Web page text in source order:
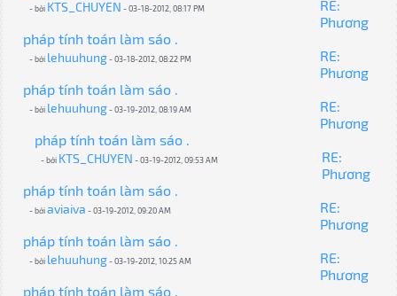
- bởi KTS_CHUYEN - 03-18-2012, 08:17 PM
RE:
Phương
pháp tính toán làm sáo .
- bởi lehuuhung- 03-18-2012, 08:22 PM
RE:
Phương
pháp tính toán làm sáo .
- bởi lehuuhung- 03-19-2012, 08:19 AM
RE:
Phương
pháp tính toán làm sáo .
- bởi KTS_CHUYEN - 03-19-2012, 09:53 AM
RE:
Phương
pháp tính toán làm sáo .
- bởiaviaiva - 03-19-2012, 09:20 AM
RE:
Phương
pháp tính toán làm sáo .
- bởi lehuuhung- 03-19-2012, 10:25 AM
RE:
Phương
pháp tính toán làm sáo .